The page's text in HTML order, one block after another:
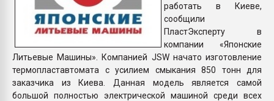
работать в Киеве,
сообщили
ПластЭксперту в
компании «Японские
Литьевые Машины». Компанией JSW начато изготовление
термопластавтомата с усилием смыкания 850 тонн для
заказчика из Киева. Данная модель является самой
большой полностью электрической машиной среди всех